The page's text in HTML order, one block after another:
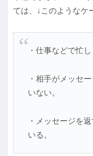
ては、↓このようなケ
・仕事などで忙
・相手がメッセ
いない。
・メッセージを
いる。